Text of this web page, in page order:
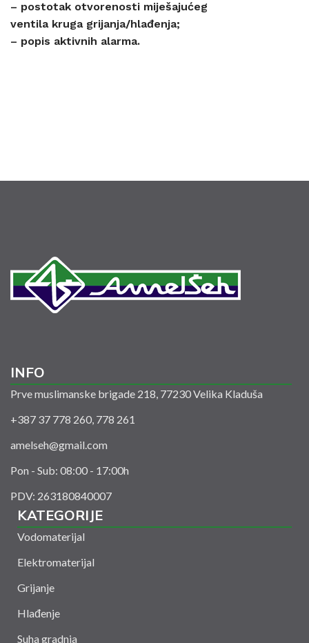
– postotak otvorenosti miješajućeg
ventila kruga grijanja/hlađenja;
– popis aktivnih alarma.
INFO
Prve muslimanske brigade 218, 77230 Velika Kladuša
+387 37 778 260, 778 261
amelseh@gmail.com
Pon - Sub: 08:00 - 17:00h
PDV: 263180840007
KATEGORIJE
Vodomaterijal
Elektromaterijal
Grijanje
Hlađenje
Suha gradnja